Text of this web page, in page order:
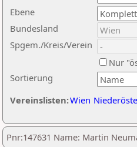
Ebene
Sortierung
Bundesland
Spgem./Kreis/Verein
Nur
Vereinslisten:Wien
Pnr:147631 Name: Martin